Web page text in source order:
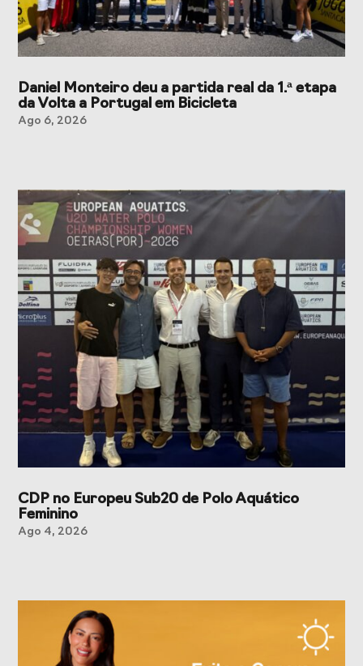
Daniel Monteiro deu a partida real da 1.ª etapa
da Volta a Portugal em Bicicleta
Ago 6, 2026
CDP no Europeu Sub20 de Polo Aquático
Feminino
Ago 4, 2026